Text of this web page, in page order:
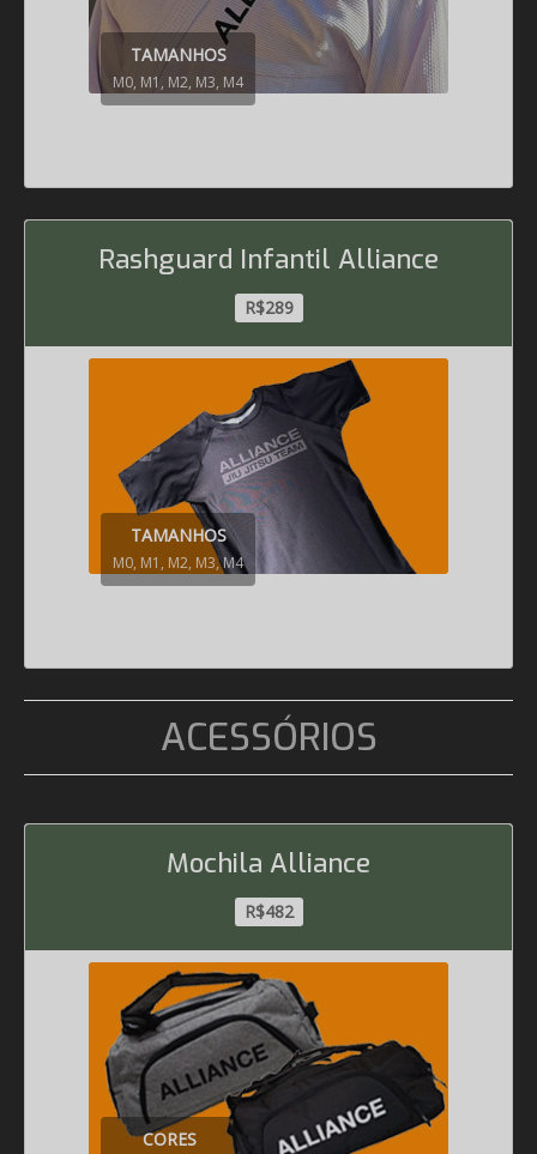
TAMANHOS
M0, M1, M2, M3, M4
Rashguard Infantil Alliance
R$289
TAMANHOS
M0, M1, M2, M3, M4
ACESSÓRIOS
Mochila Alliance
R$482
CORES